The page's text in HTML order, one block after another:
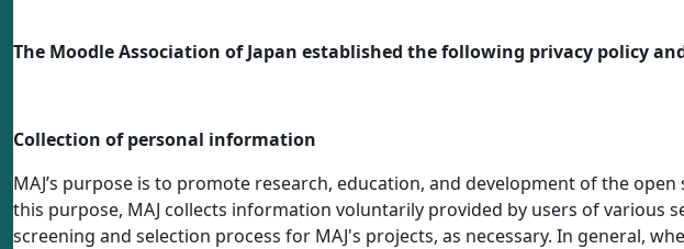
The Moodle Association of Japan established the following privacy policy
Collection of personal information
MAJ’s purpose is to promote research, education, and development of the
this purpose, MAJ collects information voluntarily provided by users of various
screening and selection process for MAJ's projects, as necessary. In general,